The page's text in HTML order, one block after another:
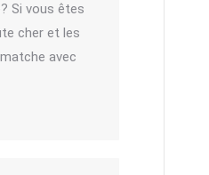
Si vous êtes
cher et les
avec